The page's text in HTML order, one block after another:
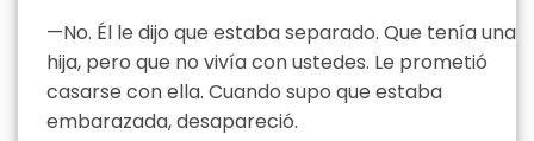
—No. Él le dijo que estaba separado. Que tenía una
hija, pero que no vivía con ustedes. Le prometió
casarse con ella. Cuando supo que estaba
embarazada, desapareció.